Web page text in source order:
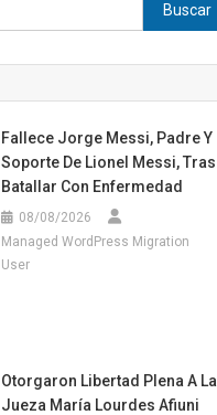
Fallece Jorge Messi, Padre Y
Soporte De Lionel Messi, Tras
Batallar Con Enfermedad
08/08/2026
Managed WordPress Migration
User
Otorgaron Libertad Plena A La
Jueza María Lourdes Afiuni